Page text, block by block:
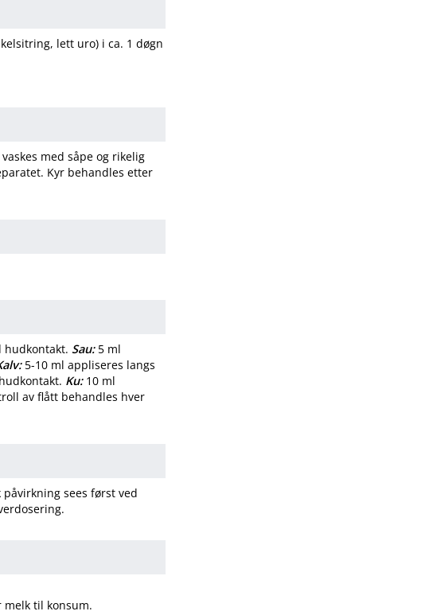
lett uro) i ca. 1 døgn
med såpe og rikelig
Kyr behandles etter
hudkontakt. Sau:5 ml
5-10 ml appliseres langs
Ku:10 ml
av flått behandles hver
sees først ved
til konsum.